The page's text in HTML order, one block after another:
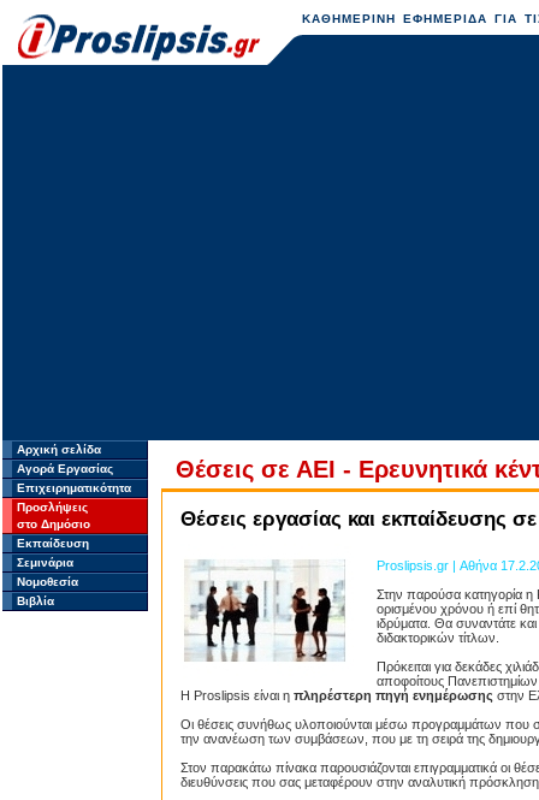
ΚΑΘΗΜΕΡΙΝΗ ΕΦΗΜΕΡΙΔΑ ΓΙΑ
Αρχική σελίδα
Αγορά Εργασίας
Επιχειρηματικότητα
Προσλήψεις
στο Δημόσιο
Εκπαίδευση
Σεμινάρια
Νομοθεσία
Βιβλία
Θέσεις σε ΑΕΙ - Ερευνητικά
Θέσεις εργασίας και εκπαίδευσης
Proslipsis.gr | Αθήνα
Στην παρούσα κατηγορία η
ορισμένου χρόνου ή επί
ιδρύματα. Θα συναντάτε
διδακτορικών τίτλων.
Πρόκειται για δεκάδες
αποφοίτους Πανεπιστημίων
Η Proslipsis είναι η πληρέστερη πηγή ενημέρωσης στην
Οι θέσεις συνήθως υλοποιούνται μέσω προγραμμάτων που
την ανανέωση των συμβάσεων, που με τη σειρά της
Στον παρακάτω πίνακα παρουσιάζονται επιγραμματικά οι
διευθύνσεις που σας μεταφέρουν στην αναλυτική